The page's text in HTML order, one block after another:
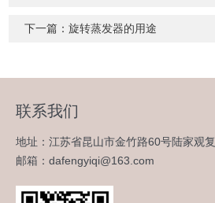
下一篇：旋转蒸发器的用途
联系我们
地址：江苏省昆山市金竹路60号陆家观
邮箱：dafengyiqi@163.com